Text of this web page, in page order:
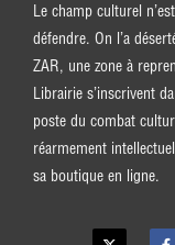
Le champ culturel
défendre. On l’a
ZAR, une zone à
Librairie s’inscrivent
poste du combat
réarmement
sa boutique en ligne.